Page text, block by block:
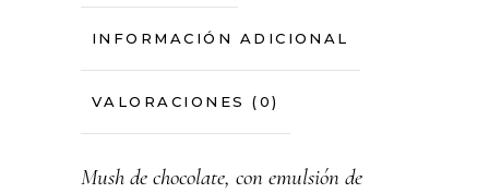
INFORMACIÓN ADICIONAL
VALORACIONES (0)
Mush de chocolate, con emulsión de